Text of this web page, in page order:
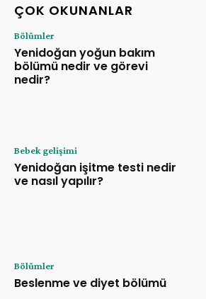
ÇOK OKUNANLAR
Bölümler
Yenidoğan yoğun bakım
bölümü nedir ve görevi
nedir?
Bebek gelişimi
Yenidoğan işitme testi nedir
ve nasıl yapılır?
Bölümler
Beslenme ve diyet bölümü